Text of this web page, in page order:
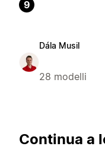
9
Dála Musil
28 modelli
Continua a